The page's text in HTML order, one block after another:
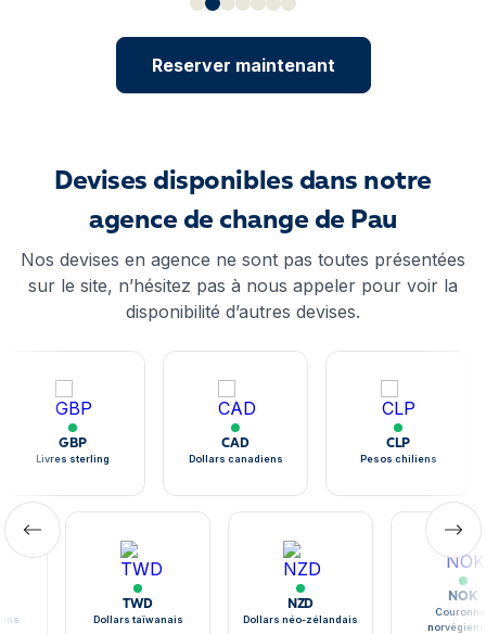
Reserver maintenant
Devises disponibles dans notre
agence de change de Pau
Nos devises en agence ne sont pas toutes présentées
sur le site, n’hésitez pas à nous appeler pour voir la
disponibilité d’autres devises.
GBP
Livres sterling
CAD
Dollars canadiens
CLP
Pesos chiliens
TWD
Dollars taïwanais
NZD
Dollars néo-zélandais
NOK